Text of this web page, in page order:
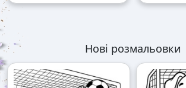
Нові розмальовки